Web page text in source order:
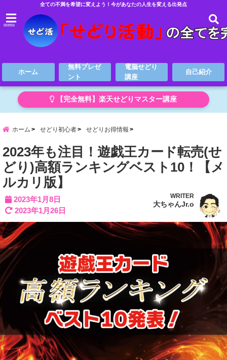
全ての不満を希望に変えよう！今があなたの人生を変える出発点
menu
ホーム
無料プレゼ
ント
電脳せどり
講座
自己紹介
【完全無料】楽天せどりマスター講座
ホーム せどり初心者 せどりお得情報
2023年も注目！遊戯王カード転売(せ
どり)高額ランキングベスト10！【メ
ルカリ版】
2023年1月8日
2023年1月26日
WRITER
大ちゃんJr.o